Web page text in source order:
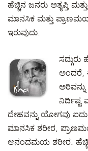
ಹೆಚ್ಚಿನ ಜನರು ಅತೃಪ್ತಿ
ಮಾನಸಿಕ ಮತ್ತು
ಇರುವುದು.
ಸದ್ಗುರು
ಅಂದರೆ,
ನಿರ್ದಿಷ್ಟ
ದೇಹವನ್ನು ಯೋಗವು
ಮಾನಸಿಕ ಶರೀರ,
ಆನಂದಮಯ ಶರೀರ.